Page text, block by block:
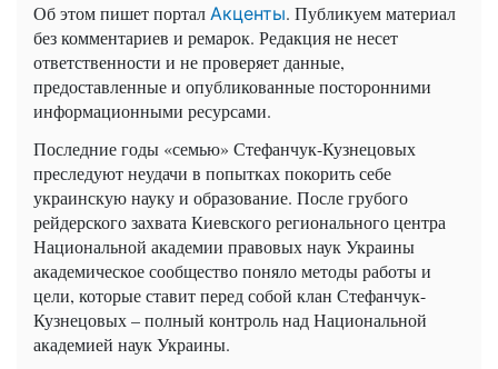
Об этом пишет портал Акценты. Публикуем материал
без комментариев и ремарок. Редакция не несет
ответственности и не проверяет данные,
предоставленные и опубликованные посторонними
информационными ресурсами.
Последние годы «семью» Стефанчук-Кузнецовых
преследуют неудачи в попытках покорить себе
украинскую науку и образование. После грубого
рейдерского захвата Киевского регионального центра
Национальной академии правовых наук Украины
академическое сообщество поняло методы работы и
цели, которые ставит перед собой клан Стефанчук-
Кузнецовых – полный контроль над Национальной
академией наук Украины.